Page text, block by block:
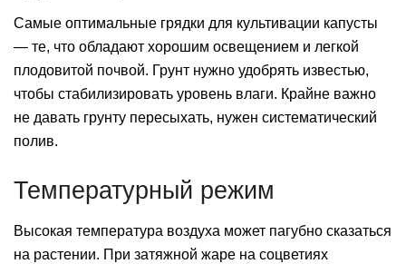
Самые оптимальные грядки для культивации капусты
— те, что обладают хорошим освещением и легкой
плодовитой почвой. Грунт нужно удобрять известью,
чтобы стабилизировать уровень влаги. Крайне важно
не давать грунту пересыхать, нужен систематический
полив.
Температурный режим
Высокая температура воздуха может пагубно сказаться
на растении. При затяжной жаре на соцветиях